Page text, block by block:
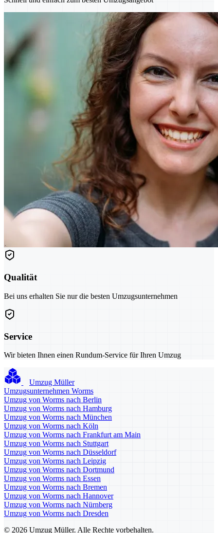
Qualität
Bei uns erhalten Sie nur die besten Umzugsunternehmen
Service
Wir bieten Ihnen einen Rundum-Service für Ihren Umzug
Umzug Müller
Umzugsunternehmen Worms
Umzug von Worms nach Berlin
Umzug von Worms nach Hamburg
Umzug von Worms nach München
Umzug von Worms nach Köln
Umzug von Worms nach Frankfurt am Main
Umzug von Worms nach Stuttgart
Umzug von Worms nach Düsseldorf
Umzug von Worms nach Leipzig
Umzug von Worms nach Dortmund
Umzug von Worms nach Essen
Umzug von Worms nach Bremen
Umzug von Worms nach Hannover
Umzug von Worms nach Nürnberg
Umzug von Worms nach Dresden
© 2026 Umzug Müller. Alle Rechte vorbehalten.